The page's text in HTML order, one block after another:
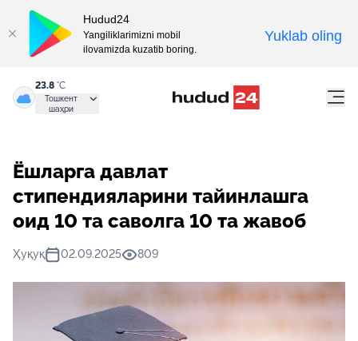
23.8 °C
Тошкент
шаҳри
Ёшларга давлат
стипендияларини тайинлашга
оид 10 та саволга 10 та жавоб
Ҳуқуқ 02.09.2025 809
Hudud24
Yangiliklarimizni mobil
ilovamizda kuzatib boring.
Yuklab oling